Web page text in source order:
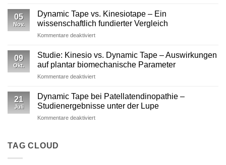
reine
Stabilisation
ausreicht
versus
neurophysiologische
Wirkungen
von
05
Nov.
Dynamic Tape vs. Kinesiotape – Ein
wissenschaftlich fundierter Vergleich
Kommentare deaktiviertfür
Tape
Kinesiotape
–
wissenschaftlich
fundierter
09
Okt.
Studie: Kinesio vs. Dynamic Tape – Auswirkungen
auf plantar biomechanische Parameter
Kommentare deaktiviertfür
Kinesio
Dynamic
Tape
21
Juli
Dynamic Tape bei Patellatendinopathie –
Studienergebnisse unter der Lupe
Kommentare deaktiviertfür
TAG CLOUD